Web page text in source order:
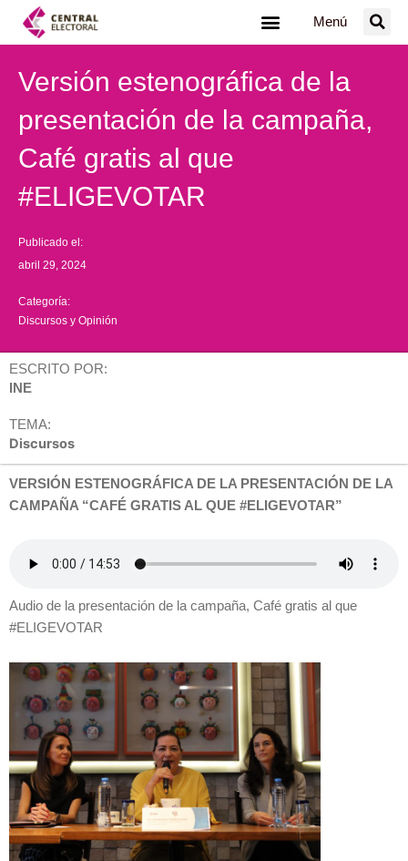
Menú
Versión estenográfica de la
presentación de la campaña,
Café gratis al que
#ELIGEVOTAR
Publicado el:
abril 29, 2024
Categoría:
Discursos y Opinión
ESCRITO POR:
INE
TEMA:
Discursos
VERSIÓN ESTENOGRÁFICA DE LA PRESENTACIÓN DE LA
CAMPAÑA “CAFÉ GRATIS AL QUE #ELIGEVOTAR”
Audio de la presentación de la campaña, Café gratis al que
#ELIGEVOTAR